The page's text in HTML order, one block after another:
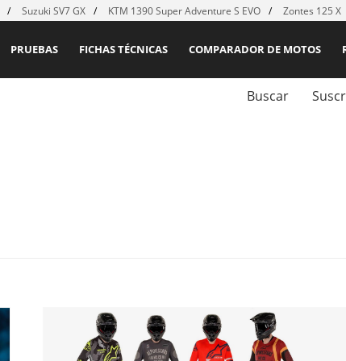
Suzuki SV7 GX KTM 1390 Super Adventure S EVO Zontes 125 X
COMPARADOR DE MOTOS
FICHAS TÉCNICAS
PRUEBAS
Buscar